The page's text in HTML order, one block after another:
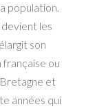
population.
devient les
son
ou
et
années qui